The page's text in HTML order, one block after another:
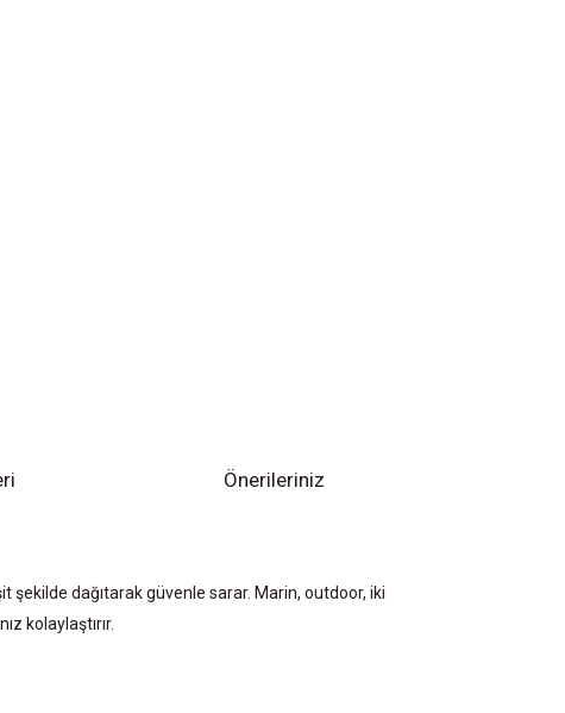
Önerileriniz
şekilde dağıtarak güvenle sarar. Marin, outdoor, iki
kolaylaştırır.